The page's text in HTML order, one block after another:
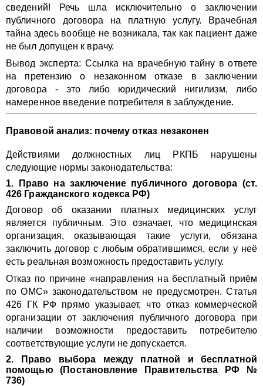
сведений! Речь шла исключительно о заключении
публичного договора на платную услугу. Врачебная
тайна здесь вообще не возникала, так как пациент даже
не был допущен к врачу.
Вывод эксперта: Ссылка на врачебную тайну в ответе
на претензию о незаконном отказе в заключении
договора - это либо юридический нигилизм, либо
намеренное введение потребителя в заблуждение.
Правовой анализ: почему отказ незаконен
Действиями должностных лиц РКПБ нарушены
следующие нормы законодательства:
1. Право на заключение публичного договора (ст.
426 Гражданского кодекса РФ)
Договор об оказании платных медицинских услуг
является публичным. Это означает, что медицинская
организация, оказывающая такие услуги, обязана
заключить договор с любым обратившимся, если у неё
есть реальная возможность предоставить услугу.
Отказ по причине «направления на бесплатный приём
по ОМС» законодательством не предусмотрен. Статья
426 ГК РФ прямо указывает, что отказ коммерческой
организации от заключения публичного договора при
наличии возможности предоставить потребителю
соответствующие услуги не допускается.
2. Право выбора между платной и бесплатной
помощью (Постановление Правительства РФ №
736)